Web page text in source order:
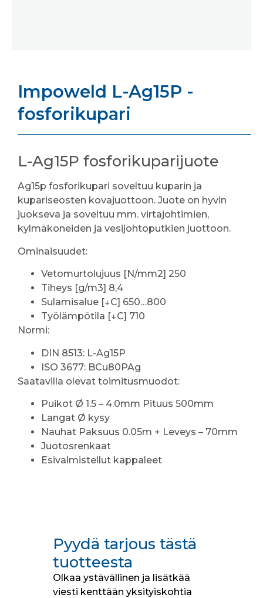
Impoweld L-Ag15P -
fosforikupari
L-Ag15P fosforikuparijuote
Ag15p fosforikupari soveltuu kuparin ja
kupariseosten kovajuottoon. Juote on hyvin
juokseva ja soveltuu mm. virtajohtimien,
kylmäkoneiden ja vesijohtoputkien juottoon.
Ominaisuudet:
Vetomurtolujuus [N/mm2] 250
Tiheys [g/m3] 8,4
Sulamisalue [↓C] 650…800
Työlämpötila [↓C] 710
Normi:
DIN 8513: L-Ag15P
ISO 3677: BCu80PAg
Saatavilla olevat toimitusmuodot:
Puikot Ø 1.5 – 4.0mm Pituus 500mm
Langat Ø kysy
Nauhat Paksuus 0.05m + Leveys – 70mm
Juotosrenkaat
Esivalmistellut kappaleet
Pyydä tarjous tästä
tuotteesta
Olkaa ystävällinen ja lisätkää
viesti kenttään yksityiskohtia